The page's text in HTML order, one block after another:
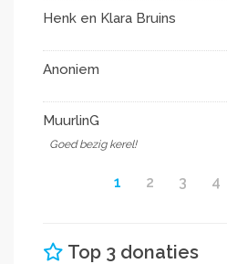
Henk en Klara Bruins
Anoniem
MuurlinG
Goed bezig kerel!
1 2 3 4
Top 3 donaties